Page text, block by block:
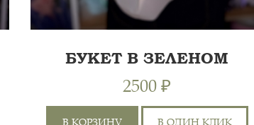
БУКЕТ В ЗЕЛЕНОМ
2500 ₽